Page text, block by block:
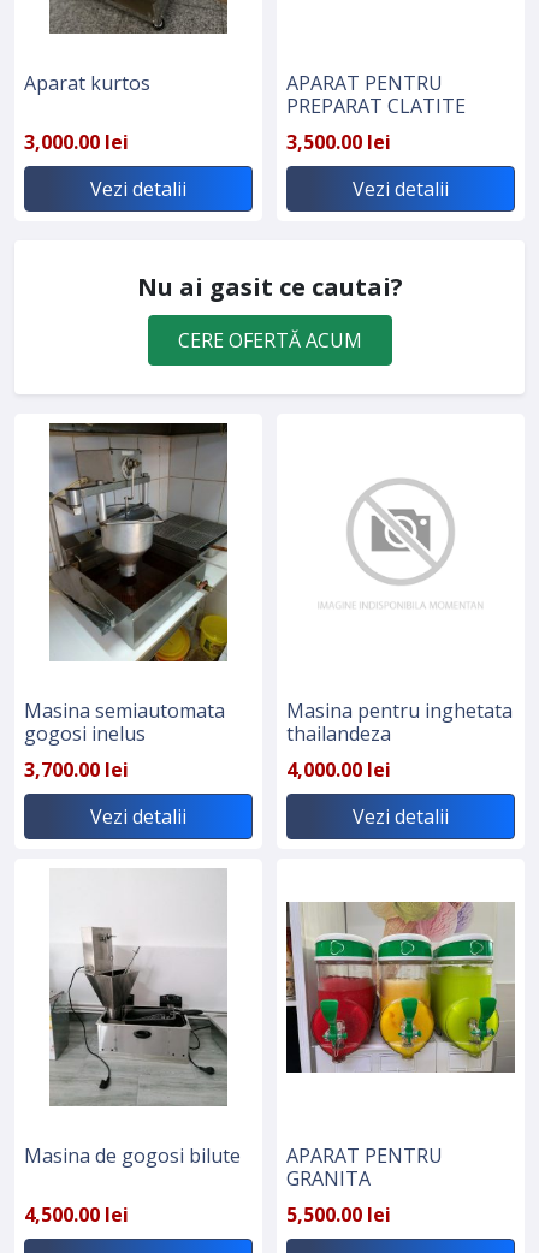
Aparat kurtos
3,000.00 lei
Vezi detalii
APARAT PENTRU
PREPARAT CLATITE
3,500.00 lei
Vezi detalii
Nu ai gasit ce cautai?
CERE OFERTĂ ACUM
Masina semiautomata
gogosi inelus
3,700.00 lei
Vezi detalii
Masina pentru inghetata
thailandeza
4,000.00 lei
Vezi detalii
Masina de gogosi bilute
4,500.00 lei
APARAT PENTRU
GRANITA
5,500.00 lei